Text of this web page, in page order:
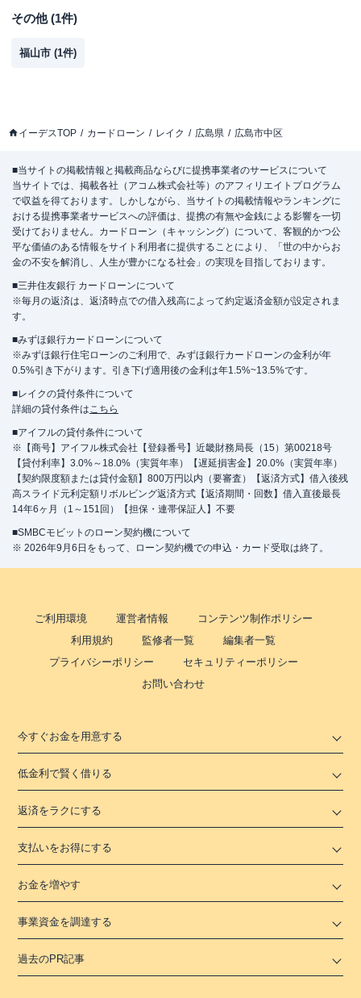
その他(1件)
福山市 (1件)
イーデスTOP カードローン レイク 広島県 広島市中区
■当サイトの掲載情報と掲載商品ならびに提携事業者のサービスについて
当サイトでは、掲載各社（アコム株式会社等）のアフィリエイトプログラム
で収益を得ております。しかしながら、当サイトの掲載情報やランキングに
おける提携事業者サービスへの評価は、提携の有無や金銭による影響を一切
受けておりません。カードローン（キャッシング）について、客観的かつ公
平な価値のある情報をサイト利用者に提供することにより、「世の中からお
金の不安を解消し、人生が豊かになる社会」の実現を目指しております。
■三井住友銀行 カードローンについて
※毎月の返済は、返済時点での借入残高によって約定返済金額が設定されま
す。
■みずほ銀行カードローンについて
※みずほ銀行住宅ローンのご利用で、みずほ銀行カードローンの金利が年
0.5%引き下がります。引き下げ適用後の金利は年1.5%~13.5%です。
■レイクの貸付条件について
詳細の貸付条件はこちら
■アイフルの貸付条件について
※【商号】アイフル株式会社【登録番号】近畿財務局長（15）第00218号
【貸付利率】3.0%～18.0%（実質年率）【遅延損害金】20.0%（実質年率）
【契約限度額または貸付金額】800万円以内（要審査）【返済方式】借入後残
高スライド元利定額リボルビング返済方式【返済期間・回数】借入直後最長
14年6ヶ月（1～151回）【担保・連帯保証人】不要
■SMBCモビットのローン契約機について
※ 2026年9月6日をもって、ローン契約機での申込・カード受取は終了。
ご利用環境 運営者情報
コンテンツ制作ポリシー
利用規約
監修者一覧
編集者一覧
プライバシーポリシー
セキュリティーポリシー
お問い合わせ
今すぐお金を用意する
低金利で賢く借りる
返済をラクにする
支払いをお得にする
お金を増やす
事業資金を調達する
過去のPR記事